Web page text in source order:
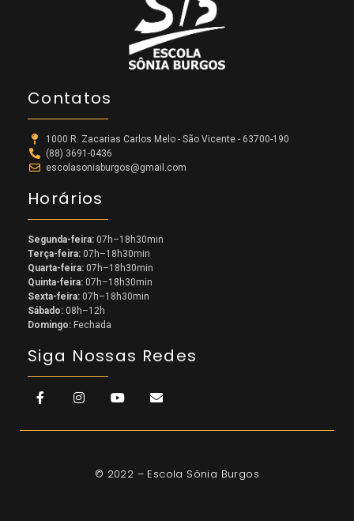
Contatos
1000 R. Zacarias Carlos Melo - São Vicente - 63700-190
(88) 3691-0436
escolasoniaburgos@gmail.com
Horários
Segunda-feira: 07h–18h30min
Terça-feira: 07h–18h30min
Quarta-feira: 07h–18h30min
Quinta-feira: 07h–18h30min
Sexta-feira: 07h–18h30min
Sábado: 08h–12h
Domingo: Fechada
Siga Nossas Redes
© 2022 – Escola Sônia Burgos